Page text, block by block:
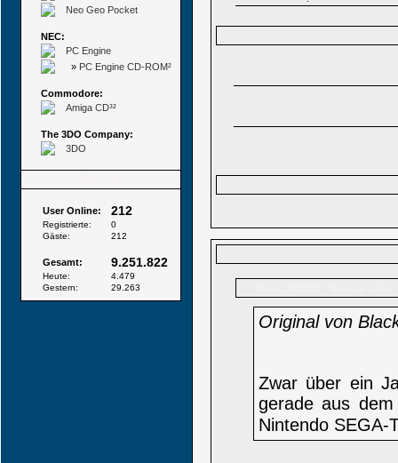
Neo Geo Pocket
NEC:
PC Engine
» PC Engine CD-ROM²
Commodore:
Amiga CD³²
The 3DO Company:
3DO
User Online: 212
Registrierte:
0
Gäste:
212
Gesamt: 9.251.822
Heute:
4.479
Gestern:
29.263
Original von
Zwar über ein
gerade aus
Nintendo SEGA-